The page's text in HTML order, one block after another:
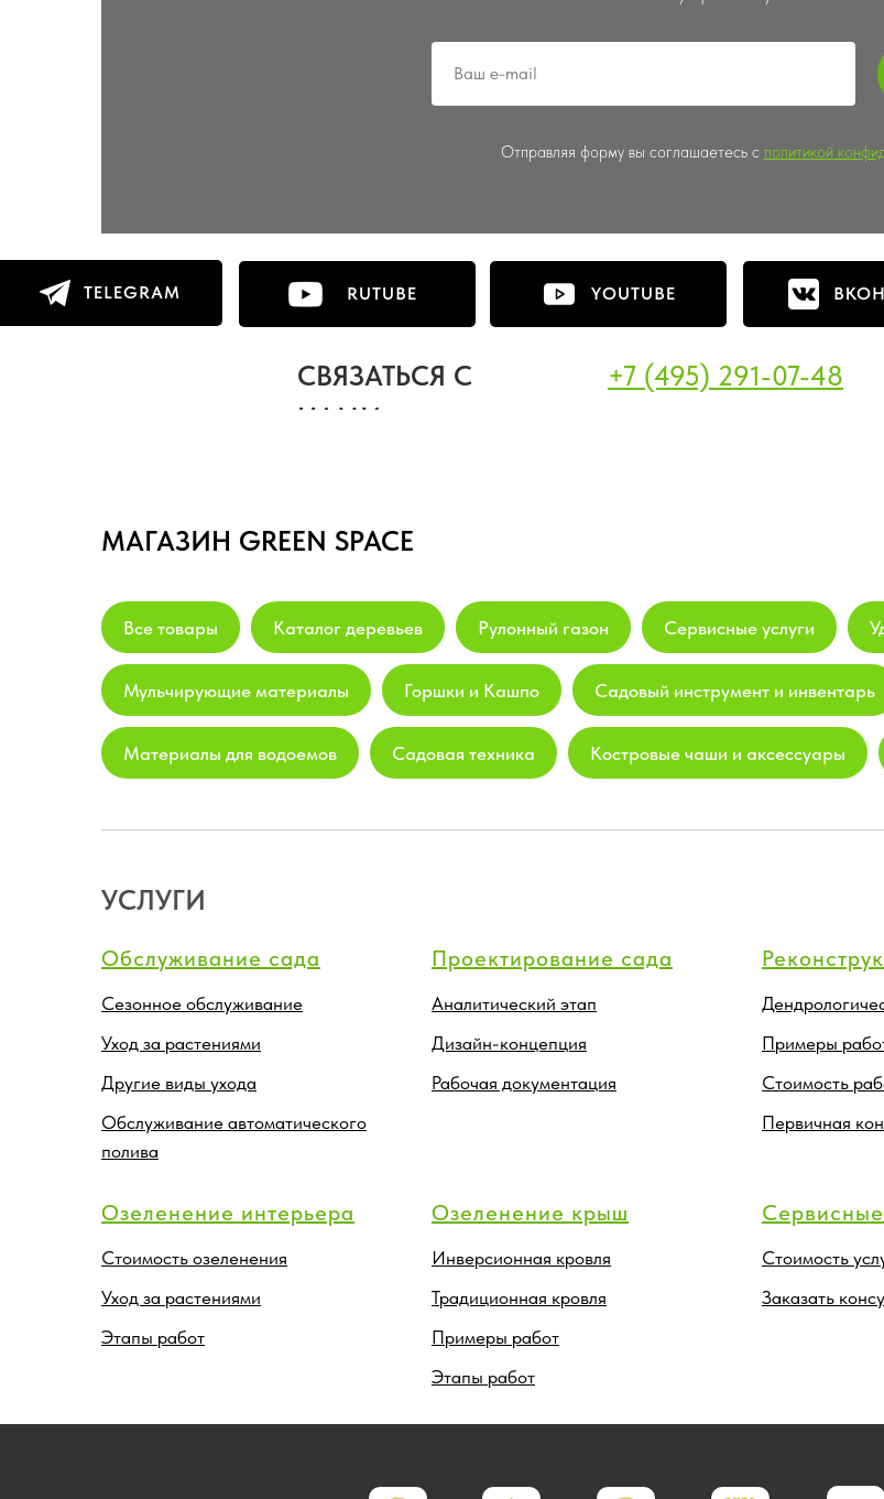
Отправляя форму вы соглашаетесь с политикой
TELEGRAM YOUTUBE
СВЯЗАТЬСЯ С
НАМИ:
+7 (495) 291-07-48
RUTUBE
МАГАЗИН GREEN SPACE
Все товары Каталог деревьев Рулонный газон Сервисные услуги
Мульчирующие материалы Горшки и Кашпо Садовый инструмент и инвентарь
Материалы для водоемов Садовая техника Костровые чаши и аксессуары
УСЛУГИ
Обслуживание сада
Сезонное обслуживание
Уход за растениями
Другие виды ухода
Обслуживание автоматического
полива
Проектирование сада
Аналитический этап
Дизайн-концепция
Рабочая документация
Примеры
Стоимость
Первичная
Озеленение интерьера
Стоимость озеленения
Уход за растениями
Этапы работ
Озеленение крыш
Инверсионная кровля
Традиционная кровля
Примеры работ
Этапы работ
Сервисные
Стоимость
Заказать